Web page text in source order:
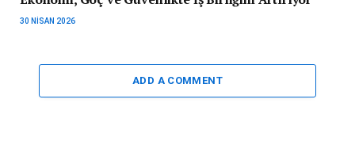
30 NISAN 2026
ADD A COMMENT